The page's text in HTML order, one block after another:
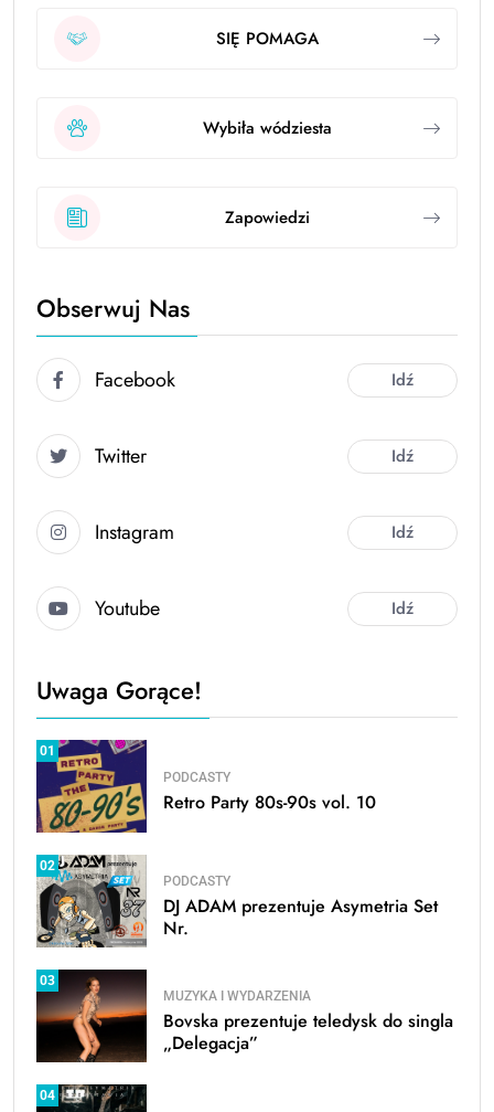
SIĘ POMAGA
Wybiła wódziesta
Zapowiedzi
Obserwuj Nas
Facebook Idź
Twitter Idź
Instagram Idź
Youtube Idź
Uwaga Gorące!
01
PODCASTY
Retro Party 80s-90s vol. 10
02
PODCASTY
DJ ADAM prezentuje Asymetria Set
Nr.
03
MUZYKA I WYDARZENIA
Bovska prezentuje teledysk do singla
„Delegacja”
04